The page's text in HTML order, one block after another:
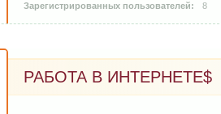
8
РАБОТА В ИНТЕРНЕТЕ$